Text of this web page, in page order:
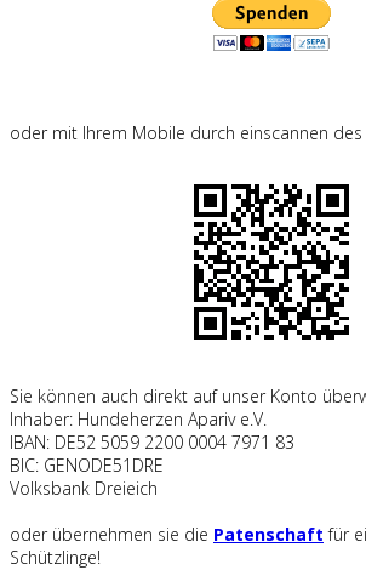
oder mit Ihrem Mobile durch einscannen des
Sie können auch direkt auf unser Konto
Inhaber: Hundeherzen Apariv e.V.
IBAN: DE52 5059 2200 0004 7971 83
BIC: GENODE51DRE
Volksbank Dreieich
oder übernehmen sie die Patenschaft für
Schützlinge!